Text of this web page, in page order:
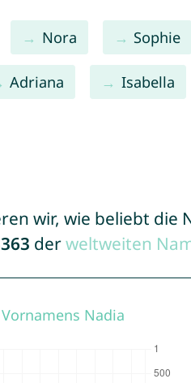
Nora Sophie
Adriana Isabella
wir, wie beliebt die
derweltweiten